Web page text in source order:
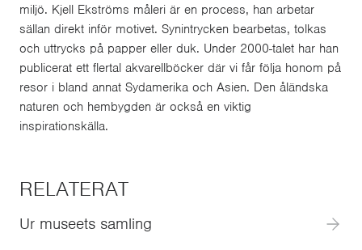
miljö. Kjell Ekströms måleri är en process, han arbetar
sällan direkt inför motivet. Synintrycken bearbetas, tolkas
och uttrycks på papper eller duk. Under 2000-talet har han
publicerat ett flertal akvarellböcker där vi får följa honom på
resor i bland annat Sydamerika och Asien. Den åländska
naturen och hembygden är också en viktig
inspirationskälla.
RELATERAT
Ur museets samling